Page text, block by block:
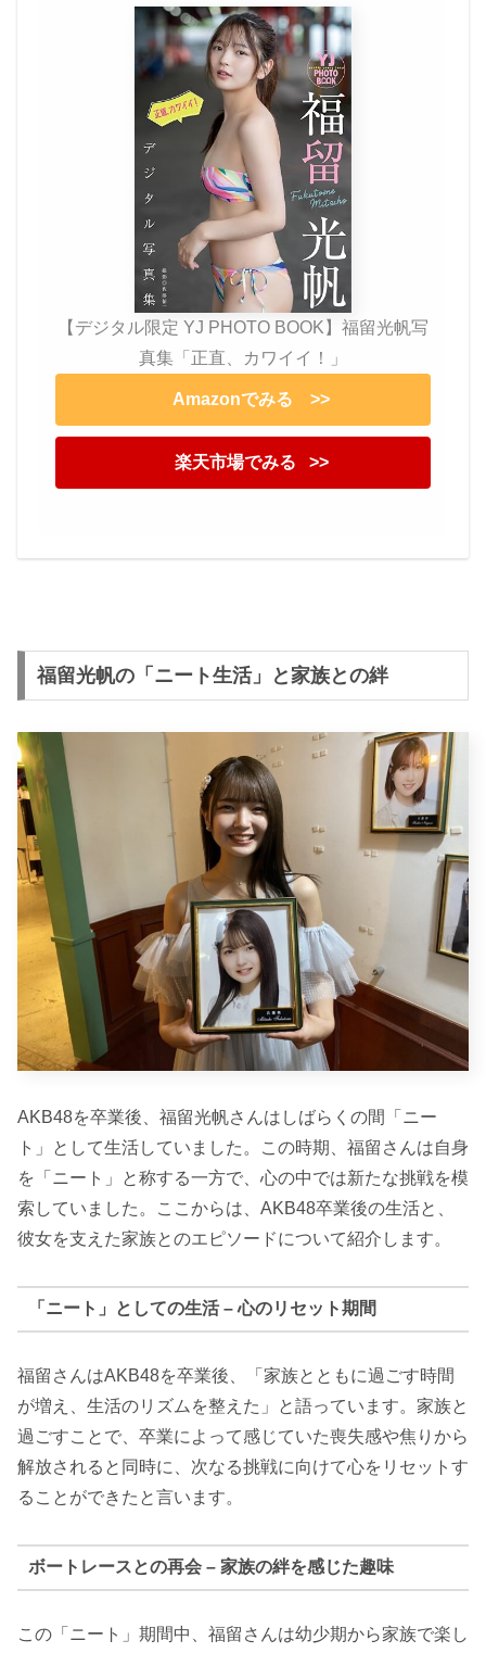
【デジタル限定 YJ PHOTO BOOK】福留光帆写
真集「正直、カワイイ！」
Amazonでみる >>
楽天市場でみる >>
福留光帆の「ニート生活」と家族との絆
AKB48を卒業後、福留光帆さんはしばらくの間「ニー
ト」として生活していました。この時期、福留さんは自身
を「ニート」と称する一方で、心の中では新たな挑戦を模
索していました。ここからは、AKB48卒業後の生活と、
彼女を支えた家族とのエピソードについて紹介します。
「ニート」としての生活 – 心のリセット期間
福留さんはAKB48を卒業後、「家族とともに過ごす時間
が増え、生活のリズムを整えた」と語っています。家族と
過ごすことで、卒業によって感じていた喪失感や焦りから
解放されると同時に、次なる挑戦に向けて心をリセットす
ることができたと言います。
ボートレースとの再会 – 家族の絆を感じた趣味
この「ニート」期間中、福留さんは幼少期から家族で楽し